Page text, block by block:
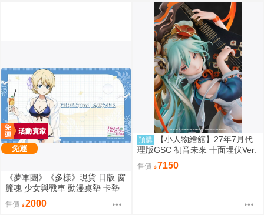
免運
《夢軍團》《多樣》現貨 日版 窗
簾魂 少女與戰車 動漫桌墊 卡墊
大吉嶺 泳裝ver.
售價 2000
預購
【小人物繪舘】27年7月代
理版GSC 初音未來 十面埋伏Ver.
1/7 PVC完成品
售價 7150